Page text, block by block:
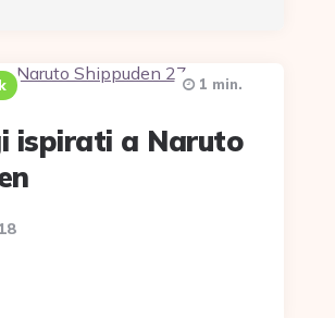
ispirati a Naruto
1 min.